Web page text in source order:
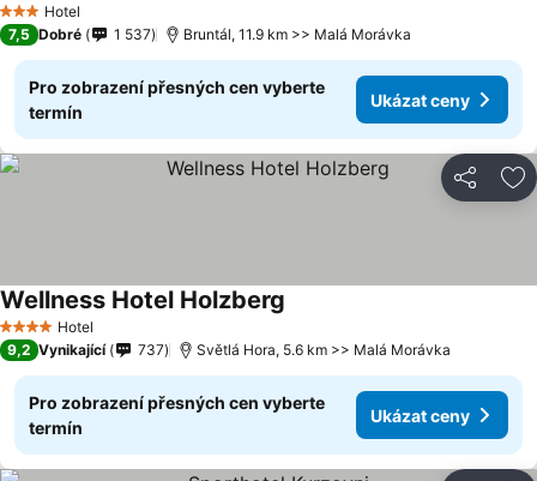
3 Počet hvězdiček
Hotel
7,5 Dobré 1 537 Bruntál, 11.9 km >> Malá Morávka
Pro zobrazení přesných cen vyberte
termín
Ukázat ceny
Sdílet
4 Počet hvězdiček
Hotel
Wellness Hotel Holzberg
9,2 Vynikající 737 Světlá Hora, 5.6 km >> Malá Morávka
Pro zobrazení přesných cen vyberte
termín
Ukázat ceny